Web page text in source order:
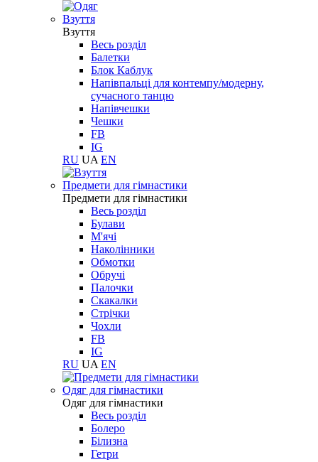
Взуття
Взуття
Весь розділ
Балетки
Блок Каблук
Напівпальці для контемпу/модерну,
сучасного танцю
Напівчешки
Чешки
FB
IG
RU UA EN
Предмети для гімнастики
Предмети для гімнастики
Весь розділ
Булави
М'ячі
Наколінники
Обмотки
Обручі
Палочки
Скакалки
Стрічки
Чохли
FB
IG
RU UA EN
Одяг для гімнастики
Одяг для гімнастики
Весь розділ
Болеро
Білизна
Гетри